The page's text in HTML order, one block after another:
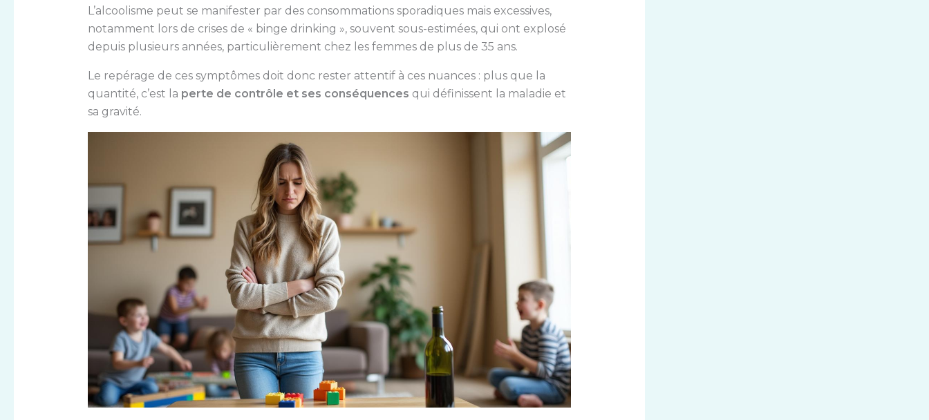
L’alcoolisme peut se manifester par des consommations sporadiques mais excessives,
notamment lors de crises de « binge drinking », souvent sous-estimées, qui ont explosé
depuis plusieurs années, particulièrement chez les femmes de plus de 35 ans.
Le repérage de ces symptômes doit donc rester attentif à ces nuances : plus que la
quantité, c’est la perte de contrôle et ses conséquences qui définissent la maladie et
sa gravité.